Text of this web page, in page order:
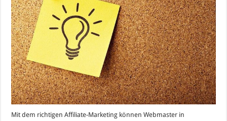
Mit dem richtigen Affiliate-Marketing können Webmaster in